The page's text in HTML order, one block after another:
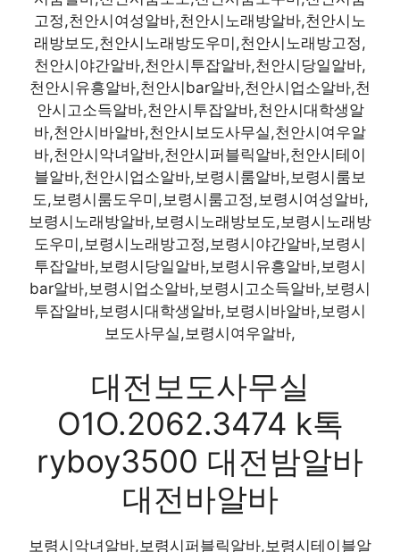
고정,천안시여성알바,천안시노래방알바,천안시노
래방보도,천안시노래방도우미,천안시노래방고정,
천안시야간알바,천안시투잡알바,천안시당일알바,
천안시유흥알바,천안시bar알바,천안시업소알바,천
안시고소득알바,천안시투잡알바,천안시대학생알
바,천안시바알바,천안시보도사무실,천안시여우알
바,천안시악녀알바,천안시퍼블릭알바,천안시테이
블알바,천안시업소알바,보령시룸알바,보령시룸보
도,보령시룸도우미,보령시룸고정,보령시여성알바,
보령시노래방알바,보령시노래방보도,보령시노래방
도우미,보령시노래방고정,보령시야간알바,보령시
투잡알바,보령시당일알바,보령시유흥알바,보령시
bar알바,보령시업소알바,보령시고소득알바,보령시
투잡알바,보령시대학생알바,보령시바알바,보령시
보도사무실,보령시여우알바,
대전보도사무실
O1O.2062.3474 k톡
ryboy3500 대전밤알바
대전바알바
보령시악녀알바,보령시퍼블릭알바,보령시테이블알